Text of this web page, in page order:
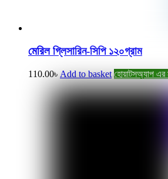
মেরিল গ্লিসারিন-সিপি ১২০গ্রাম
110.00৳ Add to basket হোয়াটসঅ্যাপ এর